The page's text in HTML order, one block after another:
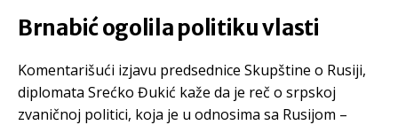
Brnabić ogolila politiku vlasti
Komentarišući izjavu predsednice Skupštine o Rusiji,
diplomata Srećko Đukić kaže da je reč o srpskoj
zvaničnoj politici, koja je u odnosima sa Rusijom –